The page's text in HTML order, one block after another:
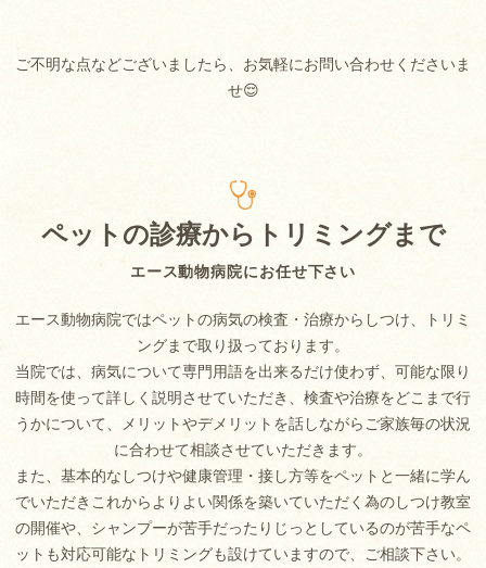
ご不明な点などございましたら、お気軽にお問い合わせくださいま
せ😌
エース動物病院にお任せ下さい
ペットの診療からトリミングまで
エース動物病院ではペットの病気の検査・治療からしつけ、トリミ
ングまで取り扱っております。
当院では、病気について専門用語を出来るだけ使わず、可能な限り
時間を使って詳しく説明させていただき、検査や治療をどこまで行
うかについて、メリットやデメリットを話しながらご家族毎の状況
に合わせて相談させていただきます。
また、基本的なしつけや健康管理・接し方等をペットと一緒に学ん
でいただきこれからよりよい関係を築いていただく為のしつけ教室
の開催や、シャンプーが苦手だったりじっとしているのが苦手なペ
ットも対応可能なトリミングも設けていますので、ご相談下さい。